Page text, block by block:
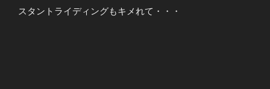
スタントライディングもキメれて・・・